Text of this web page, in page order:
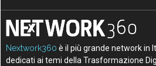
Nextwork360 è il più grande network in
dedicati ai temi della Trasformazione